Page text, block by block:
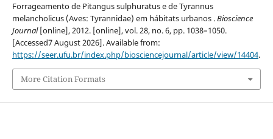
Forrageamento de Pitangus sulphuratus e de Tyrannus
melancholicus (Aves: Tyrannidae) em hábitats urbanos .Bioscience
Journal[online], 2012. [online], vol. 28, no. 6, pp. 1038–1050.
[Accessed7 August 2026]. Available from:
https://seer.ufu.br/index.php/biosciencejournal/article/view/14404.
More Citation Formats